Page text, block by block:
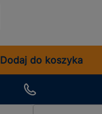
Dodaj do koszyka